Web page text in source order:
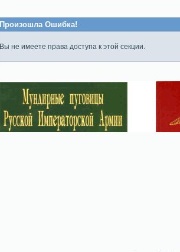
Произошла Ошибка!
Вы не имеете права доступа к этой секции.